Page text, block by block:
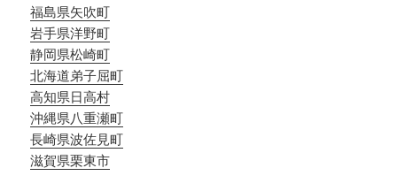
福島県矢吹町
岩手県洋野町
静岡県松崎町
北海道弟子屈町
高知県日高村
沖縄県八重瀬町
長崎県波佐見町
滋賀県栗東市